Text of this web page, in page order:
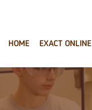
HOME EXACT ONLINE